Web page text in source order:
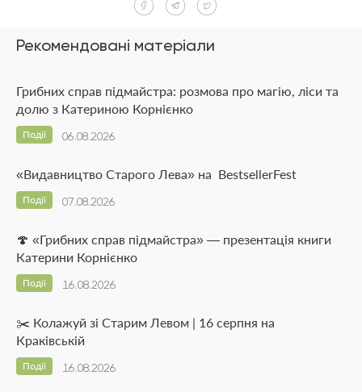
Рекомендовані матеріали
Грибних справ підмайстра: розмова про магію, ліси та
долю з Катериною Корнієнко
06.08.2026
Події
«Видавництво Старого Лева» на BestsellerFest
07.08.2026
Події
🍄 «Грибних справ підмайстра» — презентація книги
Катерини Корнієнко
16.08.2026
Події
✂️ Колажуй зі Старим Левом | 16 серпня на
Краківській
16.08.2026
Події